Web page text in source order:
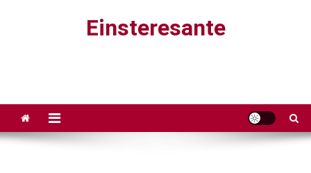
Einsteresante